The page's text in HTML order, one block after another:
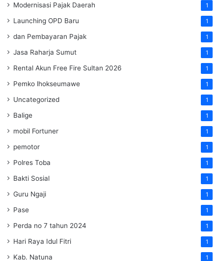
Modernisasi Pajak Daerah 1
Launching OPD Baru 1
dan Pembayaran Pajak 1
Jasa Raharja Sumut 1
Rental Akun Free Fire Sultan 2026 1
Pemko lhokseumawe 1
Uncategorized 1
Balige 1
mobil Fortuner 1
pemotor 1
Polres Toba 1
Bakti Sosial 1
Guru Ngaji 1
Pase 1
Perda no 7 tahun 2024 1
Hari Raya Idul Fitri 1
Kab. Natuna 1